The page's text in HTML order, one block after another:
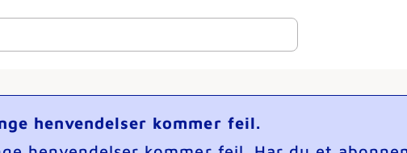
henvendelser kommer feil.